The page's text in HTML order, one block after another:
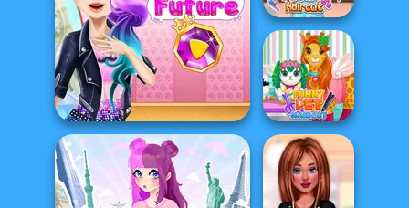
The Princess Sent To The
Futur...
Funny Haircut
Funny Pet Haircut